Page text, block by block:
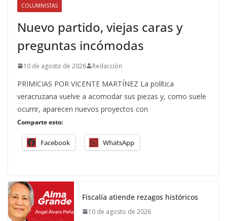
COLUMNISTAS
Nuevo partido, viejas caras y
preguntas incómodas
10 de agosto de 2026 Redacción
PRIMICIAS POR VICENTE MARTÍNEZ La política
veracruzana vuelve a acomodar sus piezas y, como suele
ocurrir, aparecen nuevos proyectos con
Comparte esto:
Facebook WhatsApp
Fiscalía atiende rezagos históricos
10 de agosto de 2026